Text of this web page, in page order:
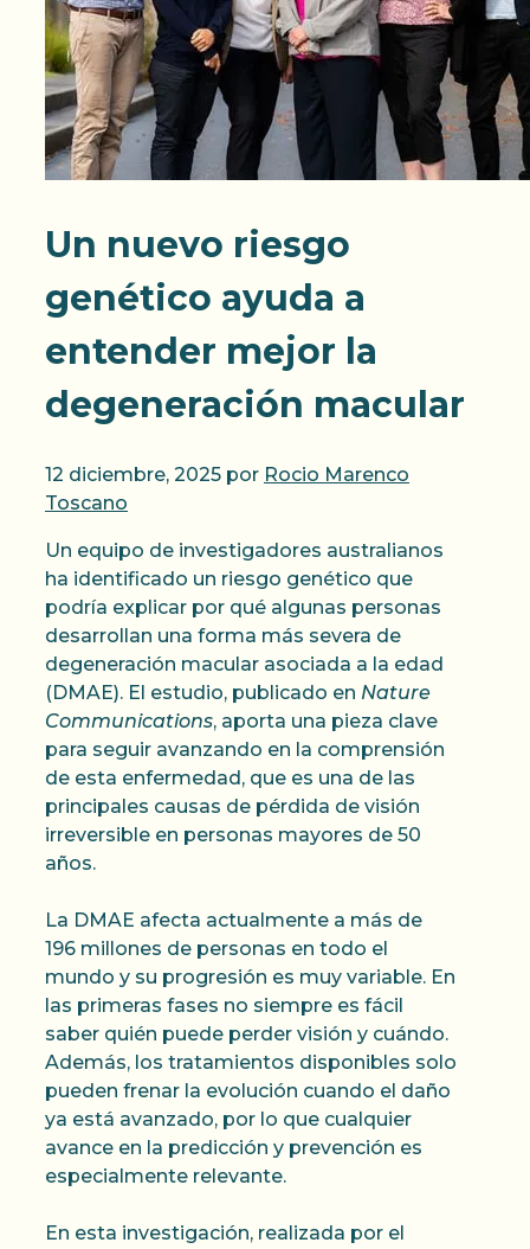
Un nuevo riesgo
genético ayuda a
entender mejor la
degeneración macular
12 diciembre, 2025 por Rocio Marenco
Toscano
Un equipo de investigadores australianos
ha identificado un riesgo genético que
podría explicar por qué algunas personas
desarrollan una forma más severa de
degeneración macular asociada a la edad
(DMAE). El estudio, publicado en Nature
Communications, aporta una pieza clave
para seguir avanzando en la comprensión
de esta enfermedad, que es una de las
principales causas de pérdida de visión
irreversible en personas mayores de 50
años.
La DMAE afecta actualmente a más de
196 millones de personas en todo el
mundo y su progresión es muy variable. En
las primeras fases no siempre es fácil
saber quién puede perder visión y cuándo.
Además, los tratamientos disponibles solo
pueden frenar la evolución cuando el daño
ya está avanzado, por lo que cualquier
avance en la predicción y prevención es
especialmente relevante.
En esta investigación, realizada por el